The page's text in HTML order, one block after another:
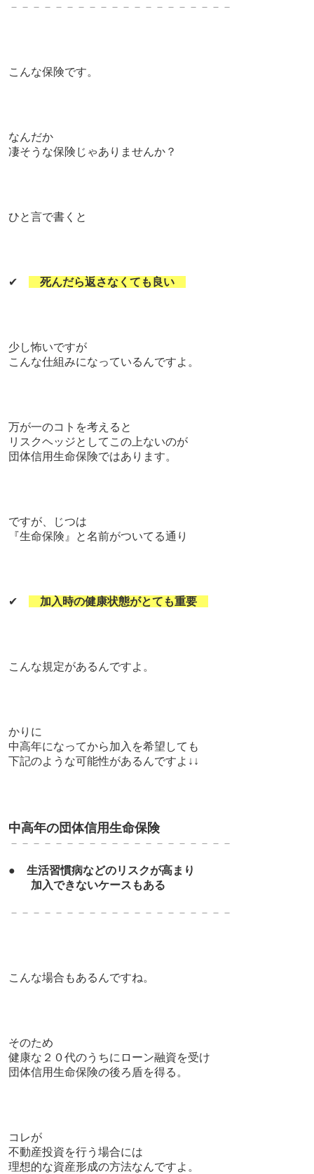
－－－－－－－－－－－－－－－－－－－－
こんな保険です。
なんだか
凄そうな保険じゃありませんか？
ひと言で書くと
✔ 死んだら返さなくても良い
少し怖いですが
こんな仕組みになっているんですよ。
万が一のコトを考えると
リスクヘッジとして この上ないのが
団体信用生命保険ではあります。
ですが、
じつは
『生命保険』と名前がついてる通り
✔ 加入時の健康状態がとても重要
こんな規定があるんですよ。
かりに
中高年になってから加入を希望しても
下記のような可能性があるんですよ↓↓
中高年の団体信用生命保険
－－－－－－－－－－－－－－－－－－－－
● 生活習慣病などのリスクが高まり
加入できないケースもある
－－－－－－－－－－－－－－－－－－－－
こんな場合もあるんですね。
そのため
健康な２０代のうちにローン融資を受け
団体信用生命保険の後ろ盾を得る。
コレが
不動産投資を行う場合には
理想的な資産形成の方法なんですよ。